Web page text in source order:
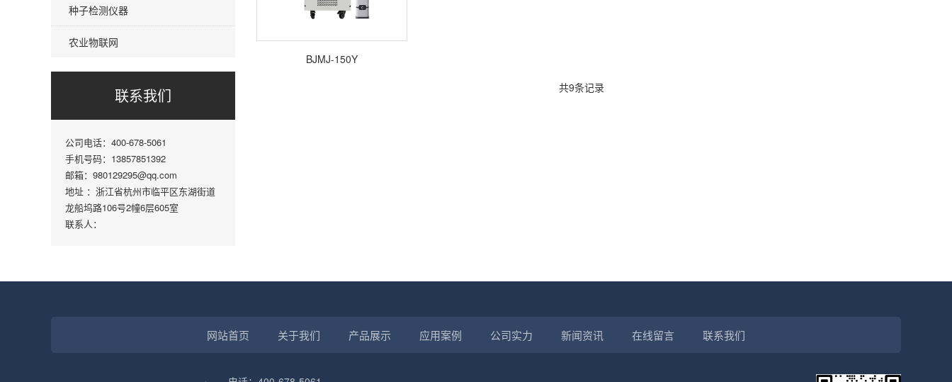
种子检测仪器
农业物联网
联系我们
公司电话：400-678-5061
手机号码：13857851392
邮箱：980129295@qq.com
地址 ：浙江省杭州市临平区东湖街道
龙船坞路106号2幢6层605室
联系人：
BJMJ-150Y
共9条记录
网站首页 关于我们 产品展示 应用案例 公司实力 新闻资讯 在线留言 联系我们